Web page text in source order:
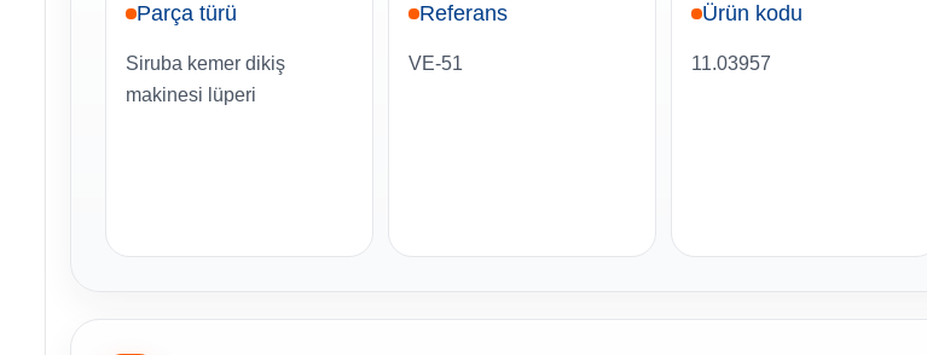
Parça türü
Siruba kemer dikiş
makinesi lüperi
Referans
VE-51
Ürün kodu
11.03957